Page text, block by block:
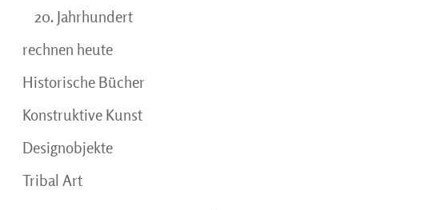
20. Jahrhundert
rechnen heute
Historische Bücher
Konstruktive Kunst
Designobjekte
Tribal Art